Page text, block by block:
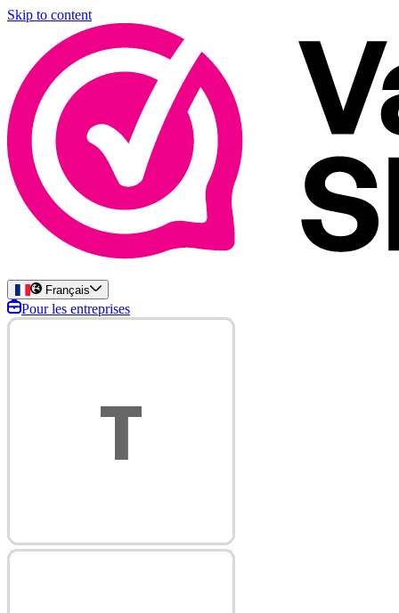
Skip to content
Français
Pour les entreprises